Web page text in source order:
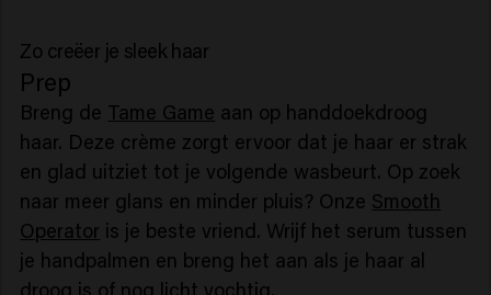
Zo creëer je sleek haar
Prep
Breng de Tame Game aan op handdoekdroog
haar. Deze crème zorgt ervoor dat je haar er strak
en glad uitziet tot je volgende wasbeurt. Op zoek
naar meer glans en minder pluis? Onze Smooth
Operator is je beste vriend. Wrijf het serum tussen
je handpalmen en breng het aan als je haar al
droog is of nog licht vochtig.